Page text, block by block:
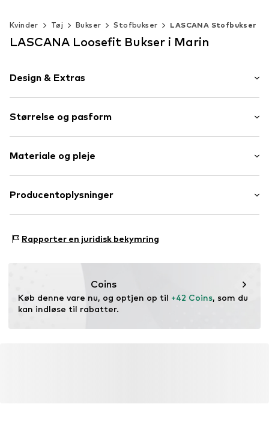
Kvinder Tøj Bukser Stofbukser LASCANA Stofbukser
LASCANA Loosefit Bukser i Marin
Design & Extras
Viskose
Størrelse og pasform
Pasform: Loosefit
taljehøjde: Mid Waist
Størrelsestabel
Materiale og pleje
Ydre materiale: 95% Viskose, 5% Elasthan
Producentoplysninger
22179 Hamburg
Rapporter en juridisk bekymring
Coins
Køb denne vare nu, og optjen op til +42 Coins, som du
kan indløse til rabatter.